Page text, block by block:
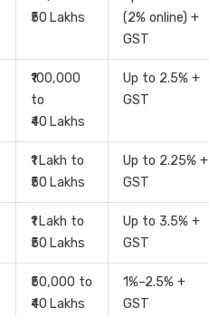
₹50 Lakhs
(2% online) +
GST
₹100,000
to
₹40 Lakhs
Up to 2.5% +
GST
₹1 Lakh to
₹50 Lakhs
Up to 2.25% +
GST
₹1 Lakh to
₹50 Lakhs
Up to 3.5% +
GST
₹50,000 to
₹40 Lakhs
1%–2.5% +
GST